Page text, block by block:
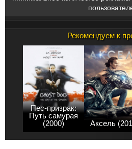
Рекомендуем к
Пес-призрак:
Путь самурая
(2000)
Аксель